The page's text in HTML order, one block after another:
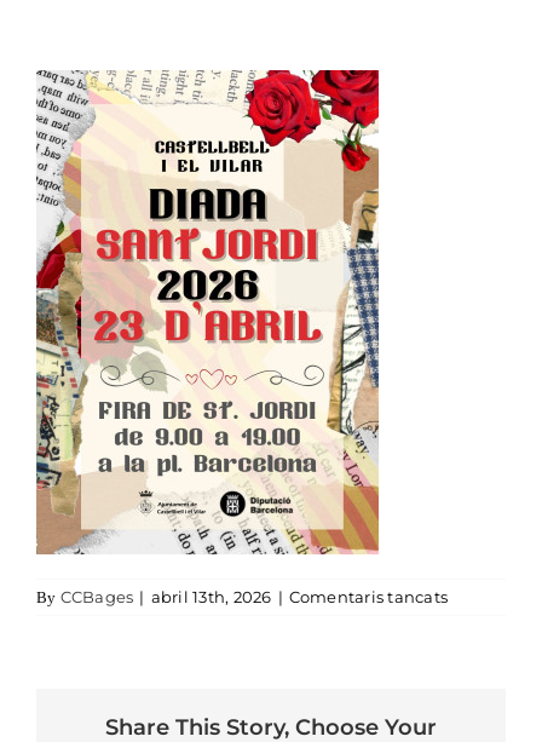
By CCBages | abril 13th, 2026 | Comentaris tancatsa
Share This Story, Choose Your